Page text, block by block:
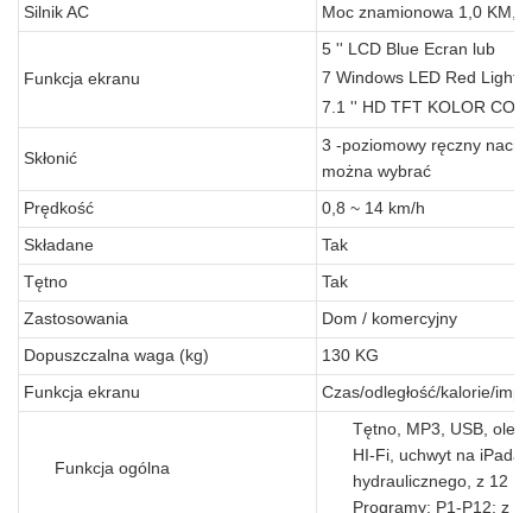
Silnik AC
Moc znamionowa 1,0 KM,
Funkcja ekranu
5 '' LCD Blue Ecran lub
7 Windows LED Red Light
7.1 '' HD TFT KOLOR
Skłonić
3 -poziomowy ręczny
można wybrać
Prędkość
0,8 ~ 14 km/h
Składane
Tak
Tętno
Tak
Zastosowania
Dom / komercyjny
Dopuszczalna waga (kg)
130 KG
Funkcja ekranu
Czas/odległość/kalorie/
Funkcja ogólna
Tętno, MP3, USB, olej
HI-Fi, uchwyt na
hydraulicznego, z 12
Programy: P1-P12; z